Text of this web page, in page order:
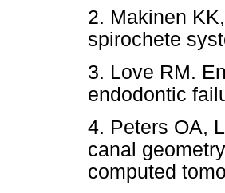
2. Makinen
spirochete
3. Love RM.
endodontic
4. Peters OA,
canal
computed